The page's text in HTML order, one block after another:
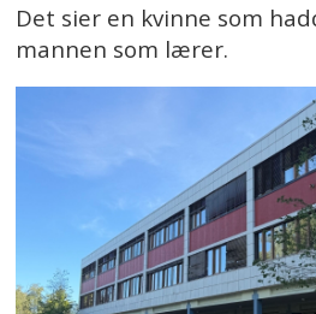
Det sier en kvinne som
mannen som lærer.